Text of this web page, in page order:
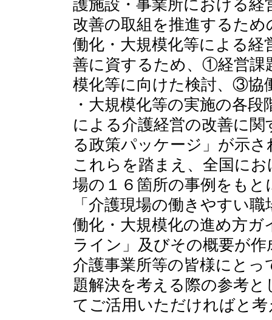
護施設・事業所における経
改善の取組を推進するた
働化・大規模化等による経
善に資するため、①経営課
模化等に向けた検討、③協
・大規模化等の実施の各
による介護経営の改善に関
る政策パッケージ」が示
これらを踏まえ、全国に
場の１６箇所の事例をもと
「介護現場の働きやすい
働化・大規模化の進め方ガ
ライン」及びその概要が
介護事業所等の皆様にと
題解決を考える際の参考と
てご活用いただければと